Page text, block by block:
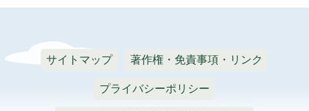
サイトマップ 著作権・免責事項・リンク
プライバシーポリシー